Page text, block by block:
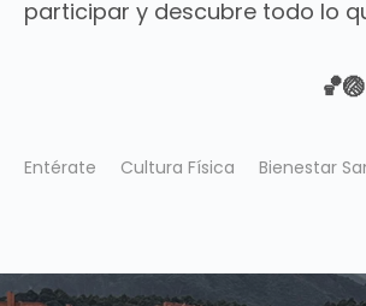
participar y descubre todo lo
Entérate Cultura Física Bienestar